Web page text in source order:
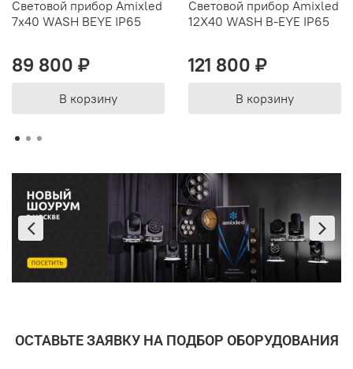
Световой прибор Amixled
7x40 WASH BEYE IP65
89 800 ₽
В корзину
Световой прибор Amixled
12X40 WASH B-EYE IP65
121 800 ₽
В корзину
ОСТАВЬТЕ ЗАЯВКУ НА ПОДБОР ОБОРУДОВАНИЯ